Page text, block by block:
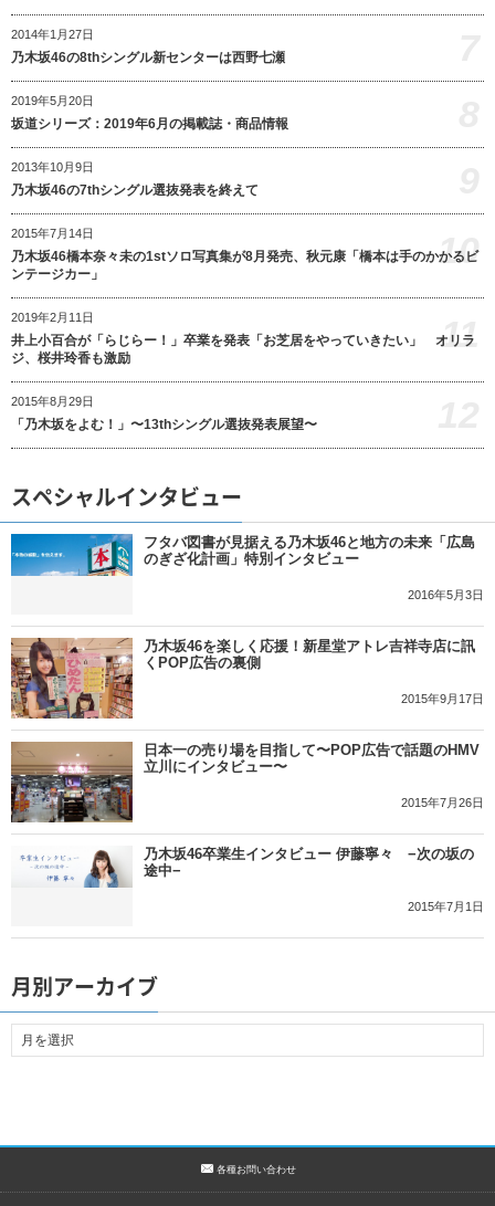
2014年1月27日
乃木坂46の8thシングル新センターは西野七瀬
2019年5月20日
坂道シリーズ：2019年6月の掲載誌・商品情報
2013年10月9日
乃木坂46の7thシングル選抜発表を終えて
2015年7月14日
乃木坂46橋本奈々未の1stソロ写真集が8月発売、秋元康「橋本は手のかかるビ
ンテージカー」
10
2019年2月11日
井上小百合が「らじらー！」卒業を発表「お芝居をやっていきたい」 オリラ
ジ、桜井玲香も激励
11
2015年8月29日
「乃木坂をよむ！」〜13thシングル選抜発表展望〜
スペシャルインタビュー
フタバ図書が見据える乃木坂46と地方の未来「広島
のぎざ化計画」特別インタビュー
2016年5月3日
乃木坂46を楽しく応援！新星堂アトレ吉祥寺店に訊
くPOP広告の裏側
2015年9月17日
日本一の売り場を目指して〜POP広告で話題のHMV
立川にインタビュー〜
2015年7月26日
乃木坂46卒業生インタビュー 伊藤寧々 −次の坂の
途中−
2015年7月1日
月別アーカイブ
各種お問い合わせ